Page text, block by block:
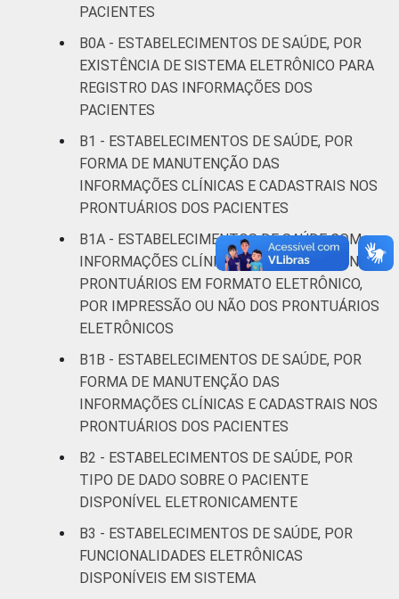
apoio à
diagnose e
terapia
71 28
UNIDADE BÁSICA
DE SAÚDE
Não UBS
LOCALIZAÇÃO Capital
Interior 44 54
Fonte: CGI/NIC.br, Centro Regional de
Estudos para o Desenvolvimento da
Pesquisa sobre o uso das tecnologias de
informação e comunicação nos
estabelecimentos de saúde brasileiros - TIC
Saúde 2019.
PACIENTES
B0A - ESTABELECIMENTOS DE SAÚDE, POR
EXISTÊNCIA DE SISTEMA ELETRÔNICO PARA
REGISTRO DAS INFORMAÇÕES DOS
PACIENTES
B1 - ESTABELECIMENTOS DE SAÚDE, POR
FORMA DE MANUTENÇÃO DAS
INFORMAÇÕES CLÍNICAS E CADASTRAIS NOS
PRONTUÁRIOS DOS PACIENTES
B1A - ESTABELECIMENTOS DE SAÚDE COM
INFORMAÇÕES CLÍNICAS E CADASTRAIS NOS
PRONTUÁRIOS EM FORMATO ELETRÔNICO,
POR IMPRESSÃO OU NÃO DOS PRONTUÁRIOS
ELETRÔNICOS
B1B - ESTABELECIMENTOS DE SAÚDE, POR
FORMA DE MANUTENÇÃO DAS
INFORMAÇÕES CLÍNICAS E CADASTRAIS NOS
PRONTUÁRIOS DOS PACIENTES
B2 - ESTABELECIMENTOS DE SAÚDE, POR
TIPO DE DADO SOBRE O PACIENTE
DISPONÍVEL ELETRONICAMENTE
B3 - ESTABELECIMENTOS DE SAÚDE, POR
FUNCIONALIDADES ELETRÔNICAS
DISPONÍVEIS EM SISTEMA